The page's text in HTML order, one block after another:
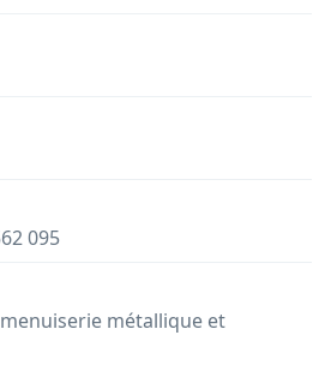
095
métallique et